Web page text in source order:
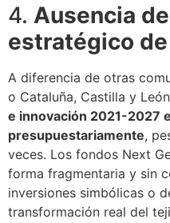
4. Ausencia
estratégico
A diferencia de otras
o Cataluña, Castilla y
e innovación 2021-2027
presupuestariamente,
veces. Los fondos Next
forma fragmentaria y sin
inversiones simbólicas o
transformación real del